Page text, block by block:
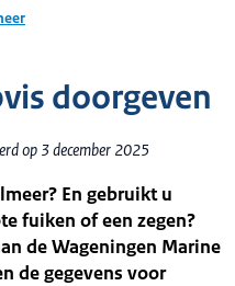
doorgeven
op 3 december 2025
En gebruikt u
fuiken of een zegen?
de Wageningen Marine
de gegevens voor